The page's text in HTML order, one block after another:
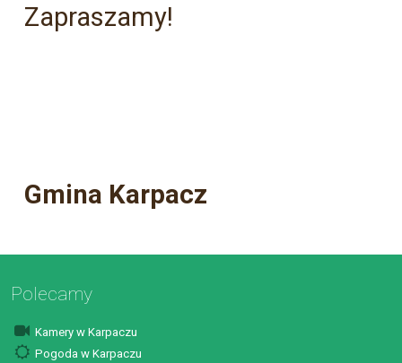
Zapraszamy!
Gmina Karpacz
Polecamy
Kamery w Karpaczu
Pogoda w Karpaczu